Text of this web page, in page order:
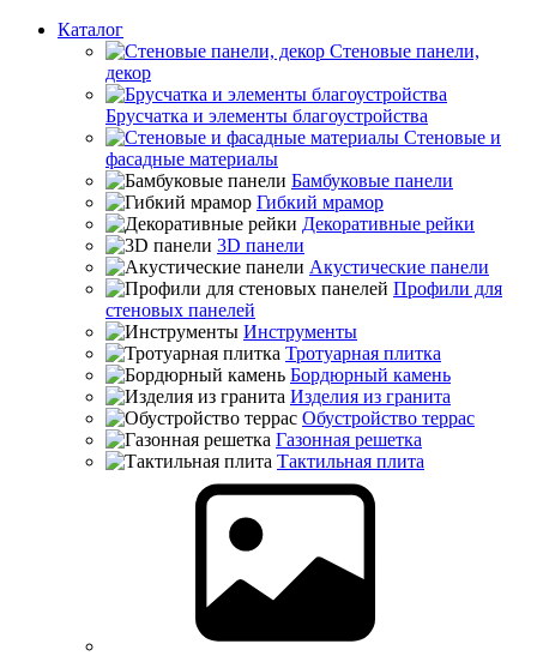
Каталог
Стеновые панели,
декор
Брусчатка и элементы благоустройства
Стеновые и
фасадные материалы
Бамбуковые панели
Гибкий мрамор
Декоративные рейки
3D панели
Акустические панели
Профили для
стеновых панелей
Инструменты
Тротуарная плитка
Бордюрный камень
Изделия из гранита
Обустройство террас
Газонная решетка
Тактильная плита